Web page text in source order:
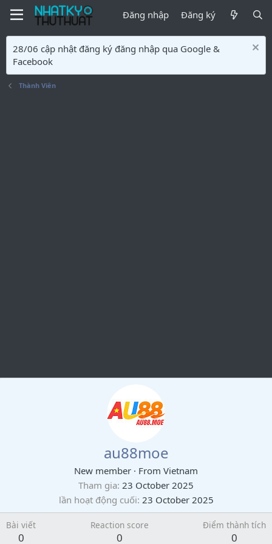
Đăng nhập Đăng ký
28/06 cập nhật đăng ký đăng nhập qua Google &
Facebook
Thành Viên
au88moe
New member · From Vietnam
Tham gia 23 October 2025
lần hoạt động cuối 23 October 2025
Bài viết
0
Reaction score
0
Điểm thành tích
0